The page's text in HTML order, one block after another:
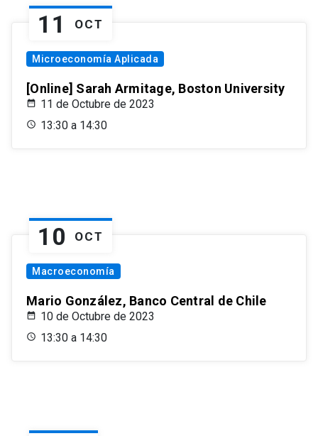
11 OCT
Microeconomía Aplicada
[Online] Sarah Armitage, Boston University
11 de Octubre de 2023
13:30 a 14:30
10 OCT
Macroeconomía
Mario González, Banco Central de Chile
10 de Octubre de 2023
13:30 a 14:30